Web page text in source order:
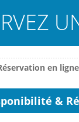
en
&